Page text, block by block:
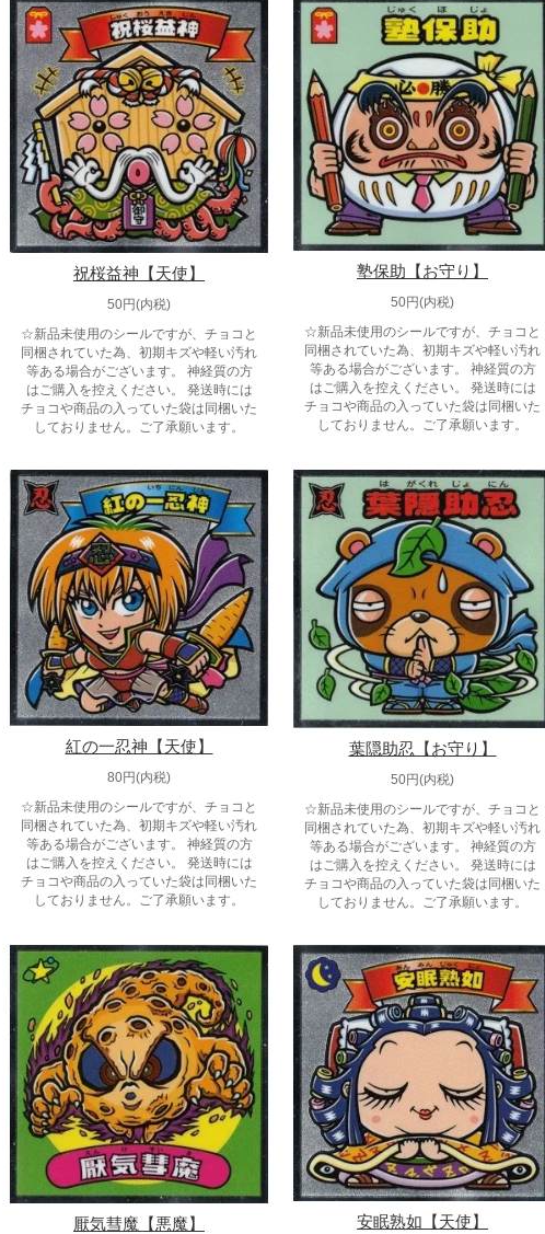
祝桜益神【天使】
50円(内税)
☆新品未使用のシールですが、チョコと
同梱されていた為、初期キズや軽い汚れ
等ある場合がございます。 神経質の方
はご購入を控えください。 発送時には
チョコや商品の入っていた袋は同梱いた
しておりません。ご了承願います。
塾保助【お守り】
50円(内税)
☆新品未使用のシールですが、チョコと
同梱されていた為、初期キズや軽い汚れ
等ある場合がございます。 神経質の方
はご購入を控えください。 発送時には
チョコや商品の入っていた袋は同梱いた
しておりません。ご了承願います。
紅の一忍神【天使】
80円(内税)
☆新品未使用のシールですが、チョコと
同梱されていた為、初期キズや軽い汚れ
等ある場合がございます。 神経質の方
はご購入を控えください。 発送時には
チョコや商品の入っていた袋は同梱いた
しておりません。ご了承願います。
葉隠助忍【お守り】
50円(内税)
☆新品未使用のシールですが、チョコと
同梱されていた為、初期キズや軽い汚れ
等ある場合がございます。 神経質の方
はご購入を控えください。 発送時には
チョコや商品の入っていた袋は同梱いた
しておりません。ご了承願います。
厭気彗魔【悪魔】 安眠熟如【天使】